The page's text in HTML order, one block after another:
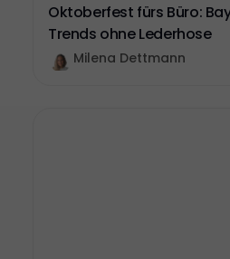
Oktoberfest fürs Büro:
Trends ohne Lederhose
Milena Dettmann